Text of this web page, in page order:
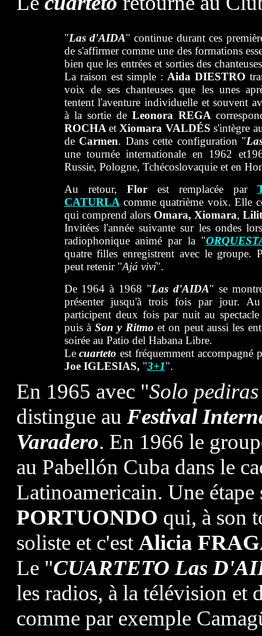
"Las d'AIDA" continue durant ces
de s'affirmer comme une des formations
bien que les entrées et sorties des
La raison est simple : Aida DIESTRO
voix de ses chanteuses que les unes
tentent l'aventure individuelle et souvent
à la sortie de Leonora REGA
ROCHA etXiomara VALDÉS s'intègre
de Carmen. Dans cette configuration "
une tournée internationale en 1962
Russie, Pologne, Tchécoslovaquie et en
Au retour, Florest remplacée par
CATURLA comme quatrième voix. Elle
qui comprend alors Omara, Xiomara,
Invitées l'année suivante sur les ondes
radiophonique animé par la "
quatre filles enregistrent avec le groupe.
peut retenir "Ajá viví".
De 1964 à 1968 "Las d'AIDA" se
présenter jusqu'à trois fois par jour.
participent deux fois par nuit au spectacle
puis à Son y Ritmo et on peut aussi les
soirée au Patio del Habana Libre.
Lecuarteto est fréquemment accompagné
Joe IGLESIAS, "3+1".
En 1965 avec "Solo
distingue au Festival
Varadero. En 1966 le
au Pabellón Cuba dans le
Latinoamericain. Une
PORTUONDO qui, à son
soliste et c'est Alicia
Le "CUARTETO Las
les radios, à la télévision et
comme par exemple